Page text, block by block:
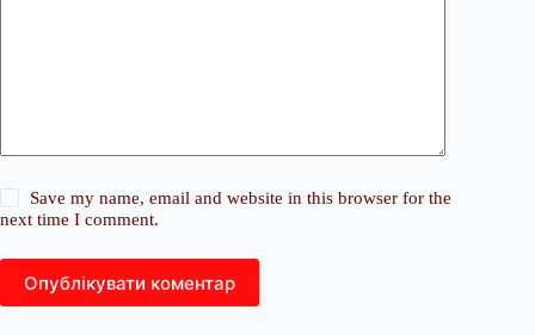
Save my name, email and website in this browser for the
next time I comment.
Опублікувати коментар